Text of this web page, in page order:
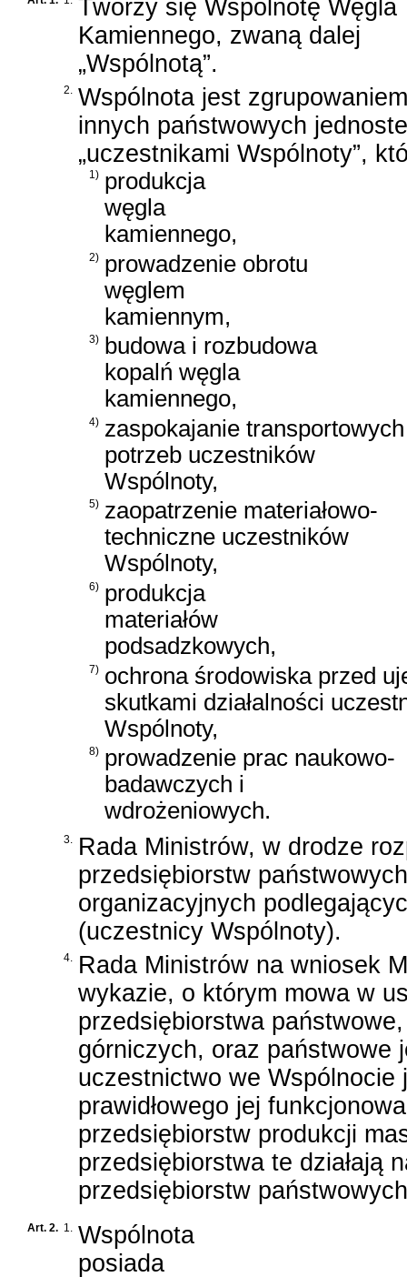
Tworzy się Wspólnotę Węgla
Kamiennego, zwaną dalej
„Wspólnotą”.
2. Wspólnota jest
innych państwowych
„uczestnikami Wspólnoty”,
1) produkcja
węgla
kamiennego,
2) prowadzenie obrotu
węglem
kamiennym,
3)
budowa i rozbudowa
kopalń węgla
kamiennego,
4) zaspokajanie transportowych
potrzeb uczestników
Wspólnoty,
5) zaopatrzenie materiałowo-
techniczne uczestników
Wspólnoty,
6) produkcja
materiałów
podsadzkowych,
7) ochrona środowiska przed
skutkami działalności
Wspólnoty,
8) prowadzenie prac naukowo-
badawczych i
wdrożeniowych.
3.
Rada Ministrów, w drodze
przedsiębiorstw
organizacyjnych
(uczestnicy Wspólnoty).
4.
Rada Ministrów na wniosek
wykazie, o którym mowa w
przedsiębiorstwa
górniczych, oraz państwowe
uczestnictwo we
prawidłowego jej
przedsiębiorstw produkcji
przedsiębiorstwa te działają
przedsiębiorstw
Art. 2. 1.
Wspólnota
posiada